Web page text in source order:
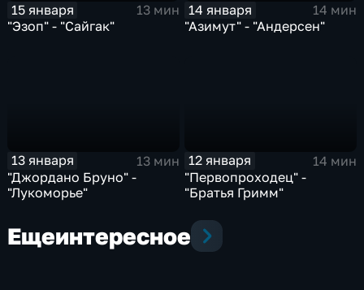
15 января
13 мин
"Эзоп" - "Сайгак"
14 января
14 мин
"Азимут" - "Андерсен"
13 января
13 мин
"Джордано Бруно" -
"Лукоморье"
12 января
14 мин
"Первопроходец" -
"Братья Гримм"
Ещеинтересное